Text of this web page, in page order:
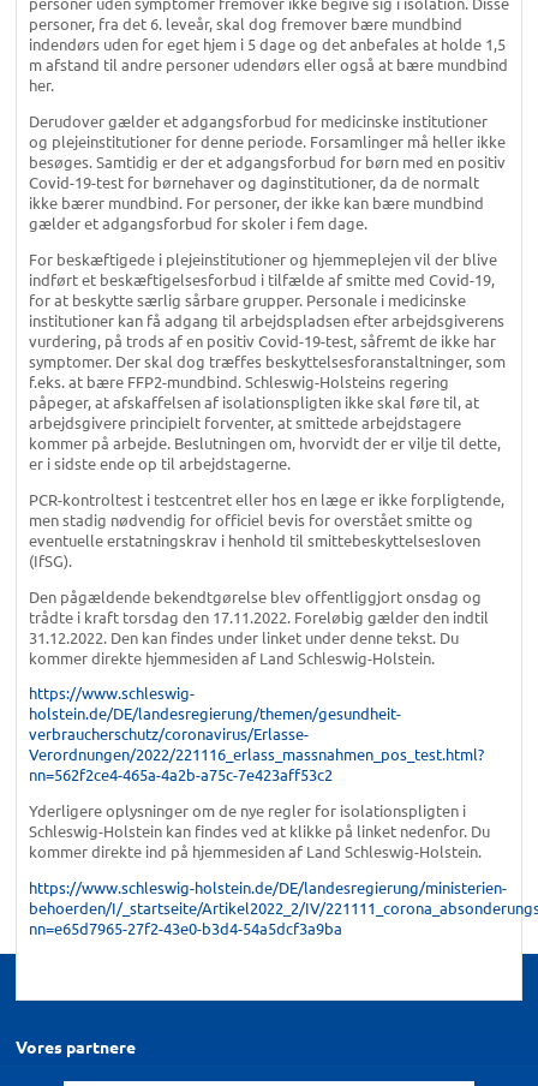
personer, fra det 6. leveår, skal dog fremover bære mundbind
indendørs uden for eget hjem i 5 dage og det anbefales at holde 1,5
m afstand til andre personer udendørs eller også at bære mundbind
her.
Derudover gælder et adgangsforbud for medicinske institutioner
og plejeinstitutioner for denne periode. Forsamlinger må heller ikke
besøges. Samtidig er der et adgangsforbud for børn med en positiv
Covid-19-test for børnehaver og daginstitutioner, da de normalt
ikke bærer mundbind. For personer, der ikke kan bære mundbind
gælder et adgangsforbud for skoler i fem dage.
For beskæftigede i plejeinstitutioner og hjemmeplejen vil der blive
indført et beskæftigelsesforbud i tilfælde af smitte med Covid-19,
for at beskytte særlig sårbare grupper. Personale i medicinske
institutioner kan få adgang til arbejdspladsen efter arbejdsgiverens
vurdering, på trods af en positiv Covid-19-test, såfremt de ikke har
symptomer. Der skal dog træffes beskyttelsesforanstaltninger, som
f.eks. at bære FFP2-mundbind. Schleswig-Holsteins regering
påpeger, at afskaffelsen af isolationspligten ikke skal føre til, at
arbejdsgivere principielt forventer, at smittede arbejdstagere
kommer på arbejde. Beslutningen om, hvorvidt der er vilje til dette,
er i sidste ende op til arbejdstagerne.
PCR-kontroltest i testcentret eller hos en læge er ikke forpligtende,
men stadig nødvendig for officiel bevis for overstået smitte og
eventuelle erstatningskrav i henhold til smittebeskyttelsesloven
(IfSG).
Den pågældende bekendtgørelse blev offentliggjort onsdag og
trådte i kraft torsdag den 17.11.2022. Foreløbig gælder den indtil
31.12.2022. Den kan findes under linket under denne tekst. Du
kommer direkte hjemmesiden af Land Schleswig-Holstein.
https://www.schleswig-
holstein.de/DE/landesregierung/themen/gesundheit-
verbraucherschutz/coronavirus/Erlasse-
Verordnungen/2022/221116_erlass_massnahmen_pos_test.html?
nn=562f2ce4-465a-4a2b-a75c-7e423aff53c2
Yderligere oplysninger om de nye regler for isolationspligten i
Schleswig-Holstein kan findes ved at klikke på linket nedenfor. Du
kommer direkte ind på hjemmesiden af Land Schleswig-Holstein.
https://www.schleswig-holstein.de/DE/landesregierung/ministerien-
behoerden/I/_startseite/Artikel2022_2/IV/
nn=e65d7965-27f2-43e0-b3d4-54a5dcf3a9ba
Vores partnere